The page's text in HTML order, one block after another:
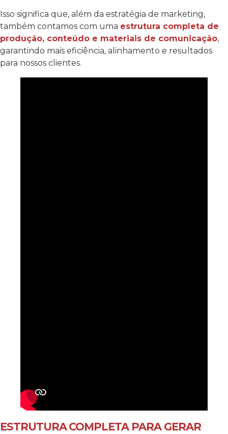
Isso significa que, além da estratégia de marketing,
também contamos com uma estrutura completa de
produção, conteúdo e materiais de comunicação,
garantindo mais eficiência, alinhamento e resultados
para nossos clientes.
ESTRUTURA COMPLETA PARA GERAR